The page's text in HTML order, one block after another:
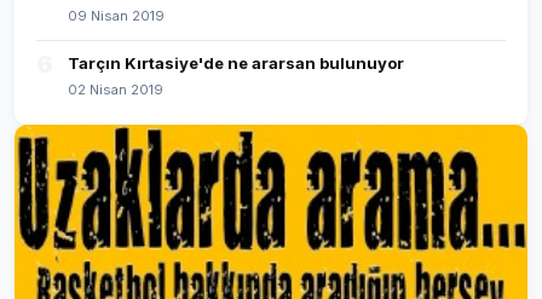
09 Nisan 2019
Tarçın Kırtasiye'de ne ararsan bulunuyor
02 Nisan 2019